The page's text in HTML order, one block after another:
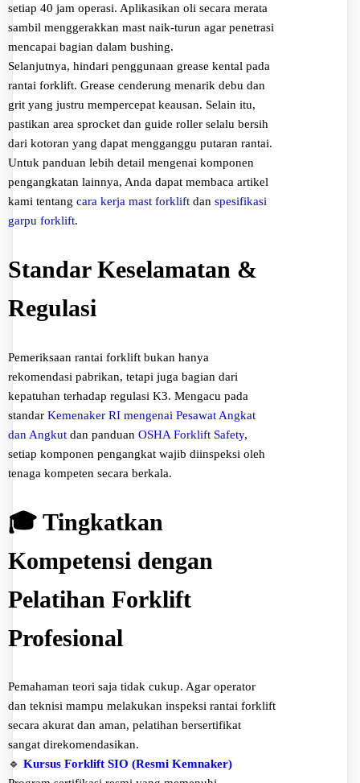
setiap 40 jam operasi. Aplikasikan oli secara merata
sambil menggerakkan mast naik-turun agar penetrasi
mencapai bagian dalam bushing.
Selanjutnya, hindari penggunaan grease kental pada
rantai forklift. Grease cenderung menarik debu dan
grit yang justru mempercepat keausan. Selain itu,
pastikan area sprocket dan guide roller selalu bersih
dari kotoran yang dapat mengganggu putaran rantai.
Untuk panduan lebih detail mengenai komponen
pengangkatan lainnya, Anda dapat membaca artikel
kami tentang cara kerja mast forklift dan spesifikasi
garpu forklift.
Standar Keselamatan &
Regulasi
Pemeriksaan rantai forklift bukan hanya
rekomendasi pabrikan, tetapi juga bagian dari
kepatuhan terhadap regulasi K3. Mengacu pada
standar Kemenaker RI mengenai Pesawat Angkat
dan Angkut dan panduan OSHA Forklift Safety,
setiap komponen pengangkat wajib diinspeksi oleh
tenaga kompeten secara berkala.
🎓 Tingkatkan
Kompetensi dengan
Pelatihan Forklift
Profesional
Pemahaman teori saja tidak cukup. Agar operator
dan teknisi mampu melakukan inspeksi rantai forklift
secara akurat dan aman, pelatihan bersertifikat
sangat direkomendasikan.
🔹 Kursus Forklift SIO (Resmi Kemnaker)